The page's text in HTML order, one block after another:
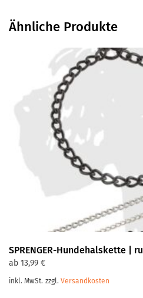
Ähnliche Produkte
SPRENGER-Hundehalskette |
ab 13,99 €
inkl. MwSt. zzgl. Versandkosten